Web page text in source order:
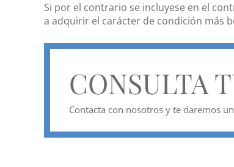
Si por el contrario se incluyese en el
a adquirir el carácter de condición más
CONSULTA
Contacta con nosotros y te daremos